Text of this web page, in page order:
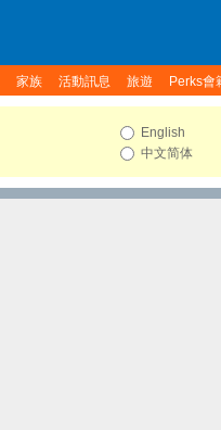
家族 活動訊息 旅遊 Perks會
English
中文简体